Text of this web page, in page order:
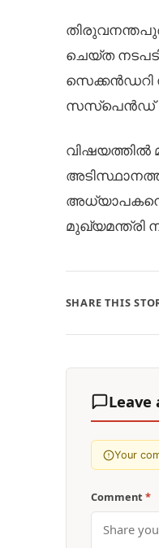
ചെയ്ത
സസ്പെൻഡ്
വിഷയത്തിൽ
മുഖ്യമന്ത്രി
SHARE THIS
Leave
Your
Comment *